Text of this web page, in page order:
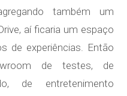
também um
aí ficaria um espaço
de experiências. Então
de testes, de
de entretenimento